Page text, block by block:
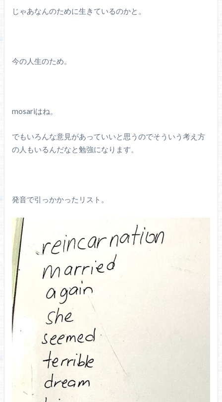
じゃあなんのために生きているのかと。
今の人生のため。
mosariはね。
でもいろんな意見があっていいと思うのでそういう考え方
の人もいるんだなと勉強になります。
発音で引っかかったリスト。